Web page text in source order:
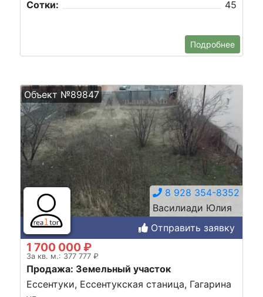
Сотки:
45
Подробнее
Объект №89847
8 928 354-8352
Василиади Юлия
Отправить заявку
1 700 000 ₽
За кв. м.: 377 777 ₽
Продажа: Земельный участок
Ессентуки, Ессентукская станица, Гагарина